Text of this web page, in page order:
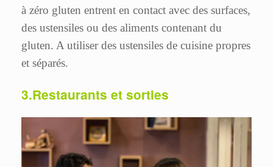
à zéro gluten entrent en contact avec des surfaces,
des ustensiles ou des aliments contenant du
gluten. A utiliser des ustensiles de cuisine propres
et séparés.
3.Restaurants et sorties